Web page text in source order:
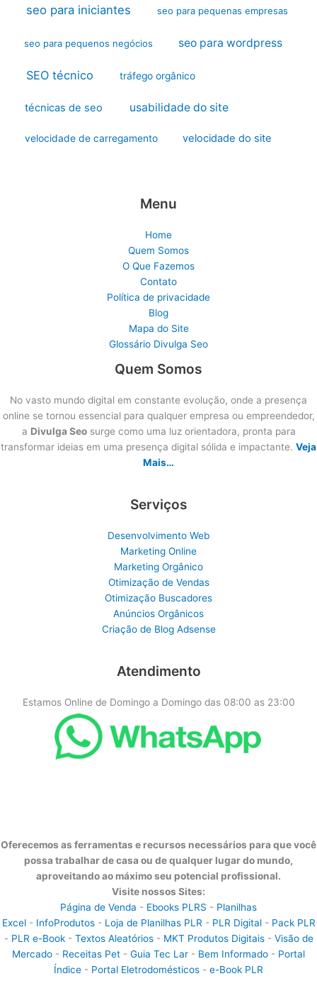
seo para iniciantes seo para pequenas empresas
seo para pequenos negócios seo para wordpress
SEO técnico tráfego orgânico
técnicas de seo usabilidade do site
velocidade de carregamento velocidade do site
Menu
Home
Quem Somos
O Que Fazemos
Contato
Política de privacidade
Blog
Mapa do Site
Glossário Divulga Seo
Quem Somos
No vasto mundo digital em constante evolução, onde a presença
online se tornou essencial para qualquer empresa ou empreendedor,
a Divulga Seosurge como uma luz orientadora, pronta para
transformar ideias em uma presença digital sólida e impactante. Veja
Mais…
Serviços
Desenvolvimento Web
Marketing Online
Marketing Orgânico
Otimização de Vendas
Otimização Buscadores
Anúncios Orgânicos
Criação de Blog Adsense
Atendimento
Estamos Online de Domingo a Domingo das 08:00 as 23:00
Oferecemos as ferramentas e recursos necessários para que você
possa trabalhar de casa ou de qualquer lugar do mundo,
aproveitando ao máximo seu potencial profissional.
Visite nossos Sites:
Página de Venda - Ebooks PLRS - Planilhas
Excel- InfoProdutos- Loja de Planilhas PLR - PLR Digital- Pack PLR
- PLR e-Book- Textos Aleatórios- MKT Produtos Digitais- Visão de
Mercado - Receitas Pet - Guia Tec Lar - Bem Informado - Portal
Índice - Portal Eletrodomésticos - e-Book PLR